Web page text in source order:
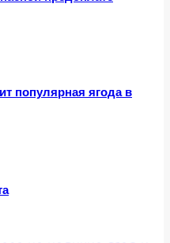
популярная ягода в